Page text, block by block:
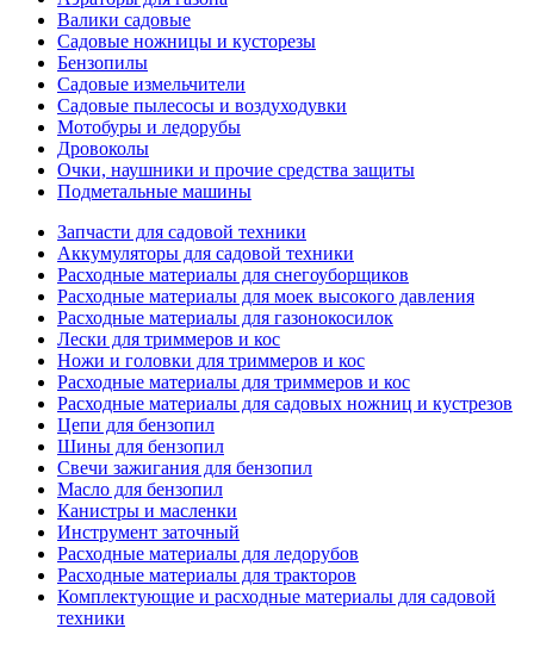
Валики садовые
Садовые ножницы и кусторезы
Бензопилы
Садовые измельчители
Садовые пылесосы и воздуходувки
Мотобуры и ледорубы
Дровоколы
Очки, наушники и прочие средства защиты
Подметальные машины
Запчасти для садовой техники
Аккумуляторы для садовой техники
Расходные материалы для снегоуборщиков
Расходные материалы для моек высокого давления
Расходные материалы для газонокосилок
Лески для триммеров и кос
Ножи и головки для триммеров и кос
Расходные материалы для триммеров и кос
Расходные материалы для садовых ножниц и кустрезов
Цепи для бензопил
Шины для бензопил
Свечи зажигания для бензопил
Масло для бензопил
Канистры и масленки
Инструмент заточный
Расходные материалы для ледорубов
Расходные материалы для тракторов
Комплектующие и расходные материалы для садовой
техники